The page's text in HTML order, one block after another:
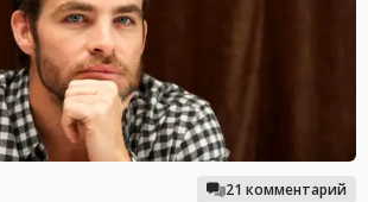
21 комментарий